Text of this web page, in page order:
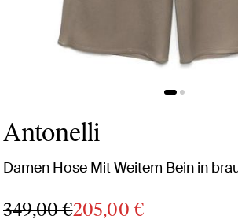
Antonelli
Damen Hose Mit Weitem Bein in
349,00 €205,00 €